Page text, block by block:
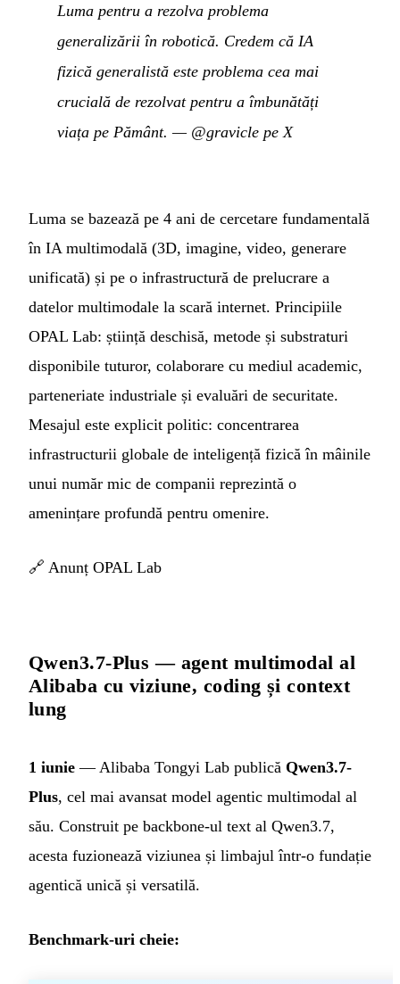
Luma pentru a rezolva problema
generalizării în robotică. Credem că IA
fizică generalistă este problema cea mai
crucială de rezolvat pentru a îmbunătăți
viața pe Pământ. — @gravicle pe X
Luma se bazează pe 4 ani de cercetare fundamentală
în IA multimodală (3D, imagine, video, generare
unificată) și pe o infrastructură de prelucrare a
datelor multimodale la scară internet. Principiile
OPAL Lab: știință deschisă, metode și substraturi
disponibile tuturor, colaborare cu mediul academic,
parteneriate industriale și evaluări de securitate.
Mesajul este explicit politic: concentrarea
infrastructurii globale de inteligență fizică în mâinile
unui număr mic de companii reprezintă o
amenințare profundă pentru omenire.
🔗 Anunț OPAL Lab
Qwen3.7-Plus — agent multimodal al
Alibaba cu viziune, coding și context
lung
1 iunie — Alibaba Tongyi Lab publică Qwen3.7-
Plus, cel mai avansat model agentic multimodal al
său. Construit pe backbone-ul text al Qwen3.7,
acesta fuzionează viziunea și limbajul într-o fundație
agentică unică și versatilă.
Benchmark-uri cheie: